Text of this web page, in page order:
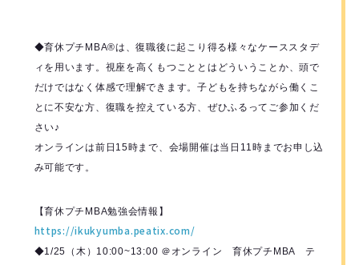
◆育休プチMBA®️は、復職後に起こり得る様々なケーススタデ
ィを用います。視座を高くもつこととはどういうことか、頭で
だけではなく体感で理解できます。子どもを持ちながら働くこ
とに不安な方、復職を控えている方、ぜひふるってご参加くだ
さい♪
オンラインは前日15時まで、会場開催は当日11時までお申し込
み可能です。
【育休プチMBA勉強会情報】
https://ikukyumba.peatix.com/
◆1/25（木）10:00~13:00 ＠オンライン 育休プチMBA テ